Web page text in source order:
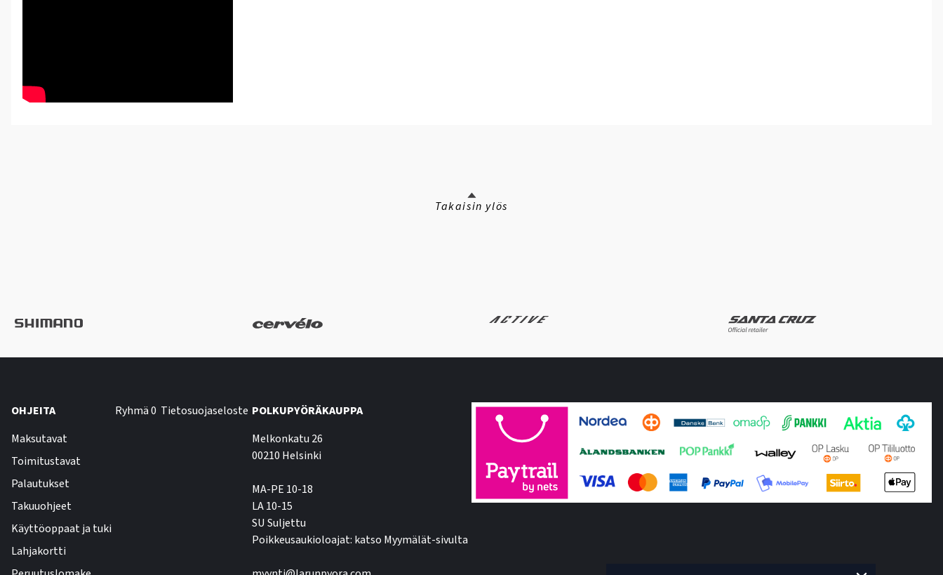
Takaisin ylös
OHJEITA
Maksutavat
Toimitustavat
Palautukset
Takuuohjeet
Käyttöoppaat ja tuki
Lahjakortti
Ryhmä 0 Tietosuojaseloste POLKUPYÖRÄKAUPPA
Melkonkatu 26
00210 Helsinki
MA-PE 10-18
LA 10-15
SU Suljettu
Poikkeusaukioloajat: katso Myymälät-sivulta